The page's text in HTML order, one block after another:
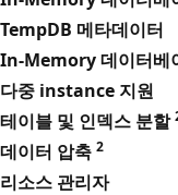
TempDB 메타데이터
In-Memory 데이터베
다중 instance 지원
테이블 및 인덱스 분할
데이터 압축 2
리소스 관리자